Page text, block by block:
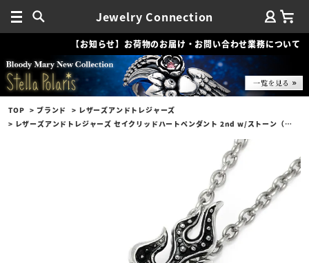
Jewelry Connection
【お知らせ】お荷物のお届け・お問い合わせ業務について
TOP ブランド
レザーズアンドトレジャーズ
レザーズアンドトレジャーズ セイクリッドハートペンダント 2nd w/ストーン（ブルー）（トップのみ）